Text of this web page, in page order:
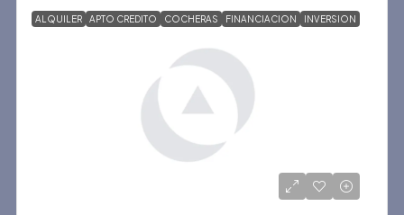
ALQUILER APTO CREDITO COCHERAS FINANCIACION INVERSION